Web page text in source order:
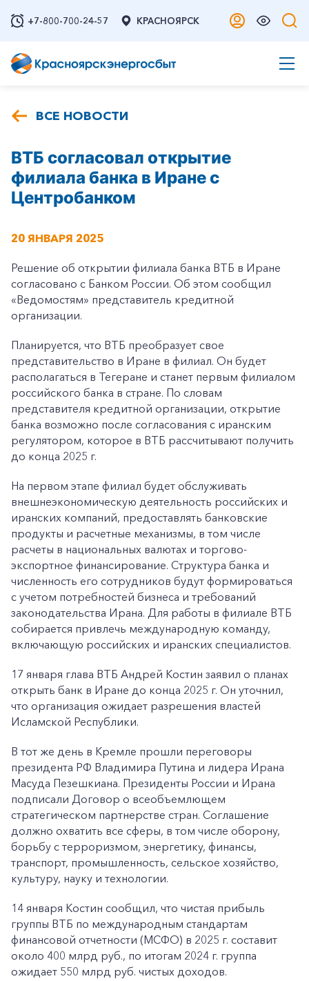
+7-800-700-24-57 КРАСНОЯРСК
ВСЕ НОВОСТИ
ВТБ согласовал открытие
филиала банка в Иране с
Центробанком
20 ЯНВАРЯ 2025
Решение об открытии филиала банка ВТБ в Иране
согласовано с Банком России. Об этом сообщил
«Ведомостям» представитель кредитной
организации.
Планируется, что ВТБ преобразует свое
представительство в Иране в филиал. Он будет
располагаться в Тегеране и станет первым филиалом
российского банка в стране. По словам
представителя кредитной организации, открытие
банка возможно после согласования с иранским
регулятором, которое в ВТБ рассчитывают получить
до конца 2025 г.
На первом этапе филиал будет обслуживать
внешнеэкономическую деятельность российских и
иранских компаний, предоставлять банковские
продукты и расчетные механизмы, в том числе
расчеты в национальных валютах и торгово-
экспортное финансирование. Структура банка и
численность его сотрудников будут формироваться
с учетом потребностей бизнеса и требований
законодательства Ирана. Для работы в филиале ВТБ
собирается привлечь международную команду,
включающую российских и иранских специалистов.
17 января глава ВТБ Андрей Костин заявил о планах
открыть банк в Иране до конца 2025 г. Он уточнил,
что организация ожидает разрешения властей
Исламской Республики.
В тот же день в Кремле прошли переговоры
президента РФ Владимира Путина и лидера Ирана
Масуда Пезешкиана. Президенты России и Ирана
подписали Договор о всеобъемлющем
стратегическом партнерстве стран. Соглашение
должно охватить все сферы, в том числе оборону,
борьбу с терроризмом, энергетику, финансы,
транспорт, промышленность, сельское хозяйство,
культуру, науку и технологии.
14 января Костин сообщил, что чистая прибыль
группы ВТБ по международным стандартам
финансовой отчетности (МСФО) в 2025 г. составит
около 400 млрд руб., по итогам 2024 г. группа
ожидает 550 млрд руб. чистых доходов.